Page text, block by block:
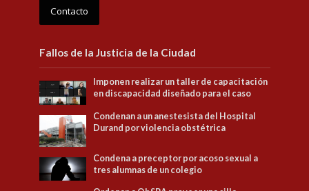
Contacto
Fallos de la Justicia de la Ciudad
Imponen realizar un taller de capacitación
en discapacidad diseñado para el caso
Condenan a un anestesista del Hospital
Durand por violencia obstétrica
Condena a preceptor por acoso sexual a
tres alumnas de un colegio